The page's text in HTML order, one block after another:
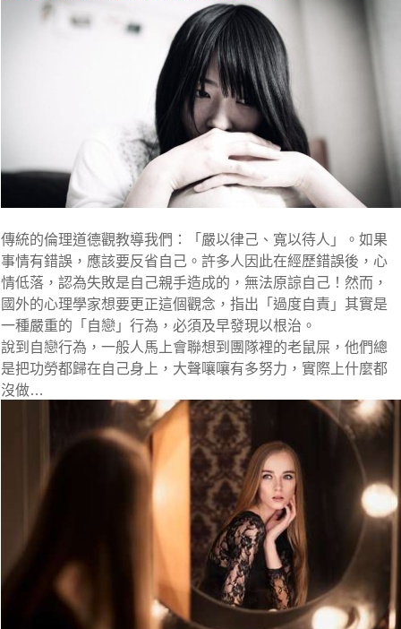
傳統的倫理道德觀教導我們：「嚴以律己、寬以待人」。如果
事情有錯誤，應該要反省自己。許多人因此在經歷錯誤後，心
情低落，認為失敗是自己親手造成的，無法原諒自己！然而，
國外的心理學家想要更正這個觀念，指出「過度自責」其實是
一種嚴重的「自戀」行為，必須及早發現以根治。
說到自戀行為，一般人馬上會聯想到團隊裡的老鼠屎，他們總
是把功勞都歸在自己身上，大聲嚷嚷有多努力，實際上什麼都
沒做…